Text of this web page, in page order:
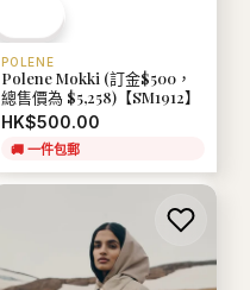
POLENE
Polene Mokki (訂金$500，
總售價為 $5,258)【SM1912】
HK$500.00
🚚 一件包郵